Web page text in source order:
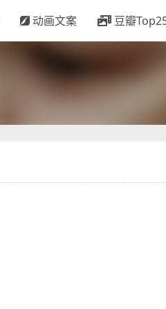
动画文案 豆瓣